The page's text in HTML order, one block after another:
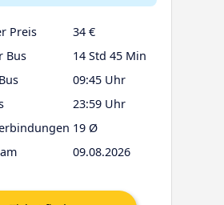
Preis
34 €
Bus
14 Std 45 Min
09:45 Uhr
23:59 Uhr
19 Ø
09.08.2026